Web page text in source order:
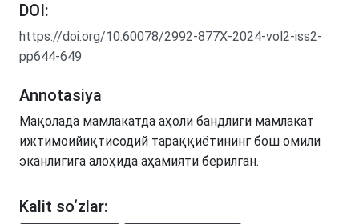
DOI:
https://doi.org/10.60078/2992-877X-2024-vol2-iss2-
pp644-649
Annotasiya
Мақолада мамлакатда аҳоли бандлиги мамлакат
ижтимоийиқтисодий тараққиётининг бош омили
эканлигига алоҳида аҳамияти берилган.
Kalit so‘zlar: